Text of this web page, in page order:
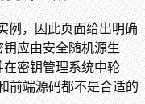
例，因此页面给出明确
应由安全随机源生
在密钥管理系统中轮
前端源码都不是合适的